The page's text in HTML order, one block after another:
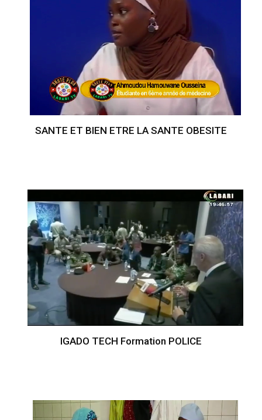
SANTE ET BIEN ETRE LA SANTE OBESITE
IGADO TECH Formation POLICE